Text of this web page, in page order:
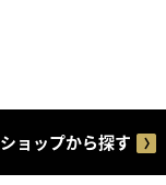
ショップから探す